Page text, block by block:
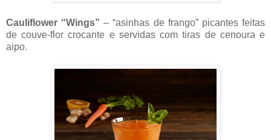
Cauliflower “Wings” – “asinhas de frango” picantes feitas
de couve-flor crocante e servidas com tiras de cenoura e
aipo.